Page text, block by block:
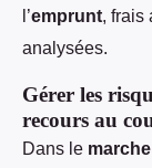
l’emprunt ,
analysées.
Gérer les
recours au
Dans le